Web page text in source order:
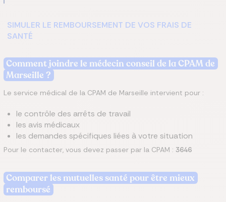
SIMULER LE REMBOURSEMENT DE VOS FRAIS DE
SANTÉ
Comment joindre le médecin conseil de la CPAMde
Marseille ?
Le service médical de la CPAM de Marseille intervient pour :
le contrôle des arrêts de travail
les avis médicaux
les demandes spécifiques liées à votre situation
Pour le contacter, vous devez passer par la CPAM : 3646
Comparer les mutuelles santé pour être mieux
remboursé